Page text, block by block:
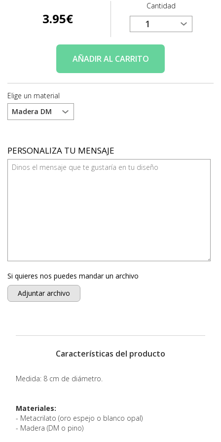
3.95€
Cantidad
AÑADIRAL CARRITO
Elige un material
PERSONALIZA TU MENSAJE
Si quieres nos puedes mandar un archivo
Adjuntar archivo
Características del producto
Medida: 8 cm de diámetro.
Materiales:
- Metacrilato (oro espejo o blanco opal)
- Madera (DM o pino)